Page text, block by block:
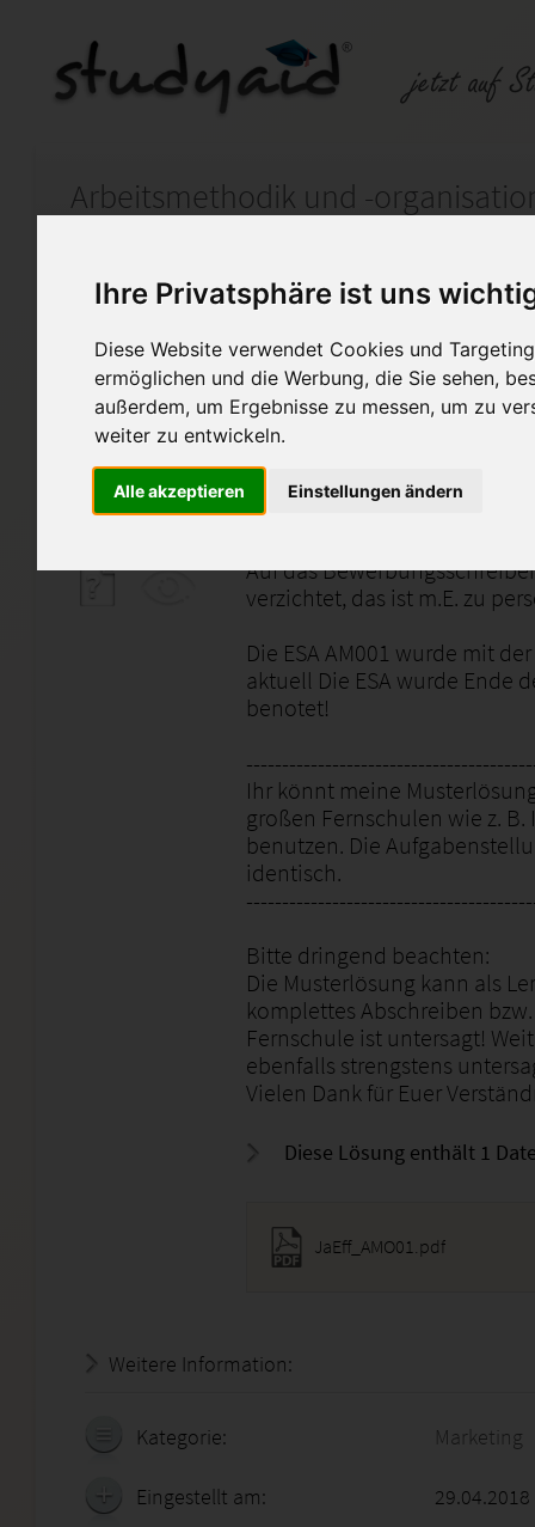
Ihre Privatsphäre ist uns
Diese Website verwendet Cookies und
ermöglichen und die Werbung, die Sie sehen,
außerdem, um Ergebnisse zu messen, um zu
weiter zu entwickeln.
Alle akzeptieren Einstellungen ändern
Startseite Marketing
Arbeitsmethodik und -
Hallo liebe Mitstudierende,
hier könnt ihr meine
Auf das
verzichtet, das ist m.E. zu
Die ESA AM001 wurde mit
aktuell Die ESA wurde Ende
benotet!
Ihr könnt meine
großen Fernschulen wie z. B.
benutzen. Die
identisch.
Bitte dringend beachten:
Die Musterlösung kann als
komplettes Abschreiben
Fernschule ist untersagt!
ebenfalls strengstens
Vielen Dank für Euer
Diese Lösung enthält 1
JaEff_AMO01.pdf
Weitere Information:
Kategorie: Marketing
Eingestellt am: